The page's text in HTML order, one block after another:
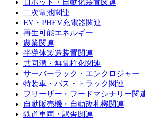
ロボット・自動化装置関連
二次電池関連
EV・PHEV充電器関連
再生可能エネルギー
農業関連
半導体製造装置関連
共同溝・無電柱化関連
サーバーラック・エンクロジャー
特装車・バス・トラック関連
フリーザー・フードマシナリー関
自動販売機・自動改札機関連
鉄道車両・駅舎関連